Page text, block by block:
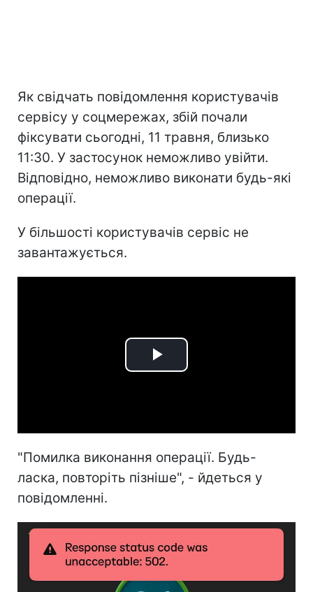
Як свідчать повідомлення користувачів
сервісу у соцмережах, збій почали
фіксувати сьогодні, 11 травня, близько
11:30. У застосунок неможливо увійти.
Відповідно, неможливо виконати будь-які
операції.
У більшості користувачів сервіс не
завантажується.
Play
"Помилка виконання операції. Будь-
ласка, повторіть пізніше", - йдеться у
повідомленні.